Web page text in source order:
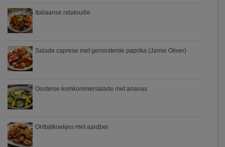
Italiaanse ratatouille
Salade caprese met geroosterde paprika (Jamie Oliver)
Oosterse komkommersalade met ananas
Ontbijtkoekjes met aardbei